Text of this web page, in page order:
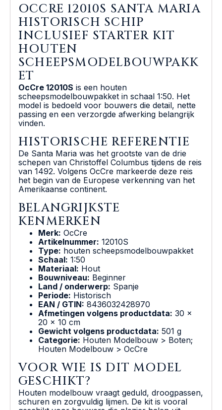
OCCRE 12010S SANTA MARIA
HISTORISCH SCHIP
INCLUSIEF STARTER KIT
HOUTEN
SCHEEPSMODELBOUWPAKK
ET
OcCre 12010S is een houten
scheepsmodelbouwpakket in schaal 1:50. Het
model is bedoeld voor bouwers die detail, nette
passing en een verzorgde afwerking belangrijk
vinden.
HISTORISCHE REFERENTIE
De Santa Maria was het grootste van de drie
schepen van Christoffel Columbus tijdens de reis
van 1492. Volgens OcCre markeerde deze reis
het begin van de Europese verkenning van het
Amerikaanse continent.
BELANGRIJKSTE
KENMERKEN
Merk: OcCre
Artikelnummer: 12010S
Type: houten scheepsmodelbouwpakket
Schaal: 1:50
Materiaal: Hout
Bouwniveau: Beginner
Land / onderwerp: Spanje
Periode: Historisch
EAN / GTIN: 8436032428970
Afmetingen volgens productdata: 30 x
20 x 10 cm
Gewicht volgens productdata: 501 g
Categorie: Houten Modelbouw > Boten;
Houten Modelbouw > OcCre
VOOR WIE IS DIT MODEL
GESCHIKT?
Houten modelbouw vraagt geduld, droogpassen,
schuren en zorgvuldig lijmen. De kit is vooral